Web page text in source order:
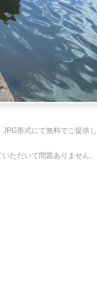
形式にて無料でご提供
ただいて問題ありません。